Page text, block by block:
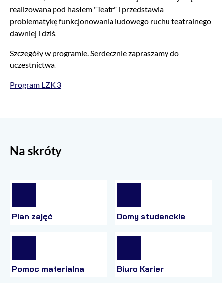
realizowana pod hasłem "Teatr" i przedstawia
problematykę funkcjonowania ludowego ruchu teatralnego
dawniej i dziś.
Szczegóły w programie. Serdecznie zapraszamy do
uczestnictwa!
Program LZK 3
Na skróty
Plan zajęć Domy studenckie
Pomoc materialna Biuro Karier